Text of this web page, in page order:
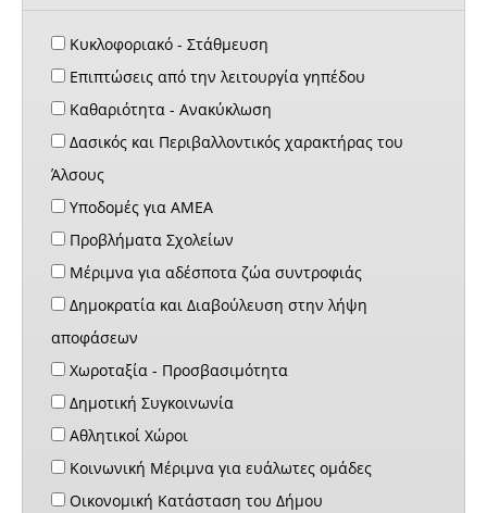
Κυκλοφοριακό - Στάθμευση
Επιπτώσεις από την λειτουργία γηπέδου
Καθαριότητα - Ανακύκλωση
Δασικός και Περιβαλλοντικός χαρακτήρας του
Άλσους
Υποδομές για ΑΜΕΑ
Προβλήματα Σχολείων
Μέριμνα για αδέσποτα ζώα συντροφιάς
Δημοκρατία και Διαβούλευση στην λήψη
αποφάσεων
Χωροταξία - Προσβασιμότητα
Δημοτική Συγκοινωνία
Αθλητικοί Χώροι
Κοινωνική Μέριμνα για ευάλωτες ομάδες
Οικονομική Κατάσταση του Δήμου